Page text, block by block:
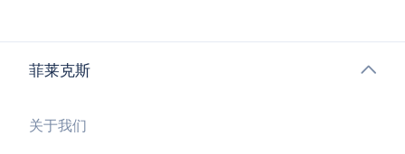
菲莱克斯
关于我们